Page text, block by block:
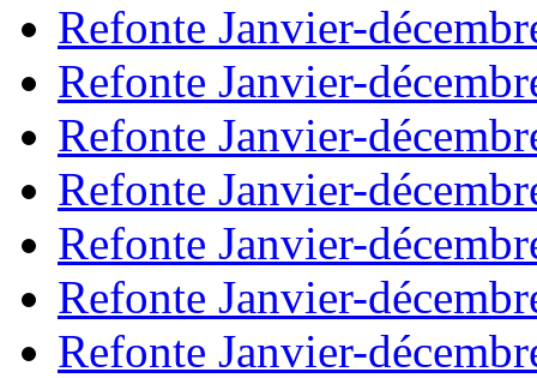
Refonte Janvier-
Refonte Janvier-
Refonte Janvier-
Refonte Janvier-
Refonte Janvier-
Refonte Janvier-
Refonte Janvier-